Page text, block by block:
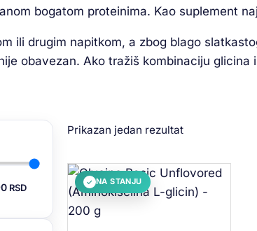
bogatom proteinima. Kao suplement
ili drugim napitkom, a zbog blago
obavezan. Ako tražiš kombinaciju glicina
Prikazan jedan rezultat
✓ NA STANJU